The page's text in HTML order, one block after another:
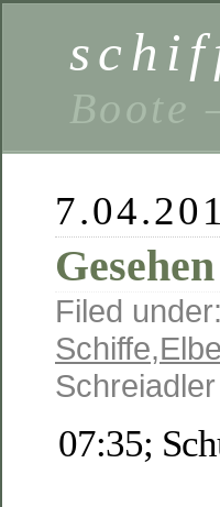
Boote
Filed under:
Schiffe,Elbe
07:35;